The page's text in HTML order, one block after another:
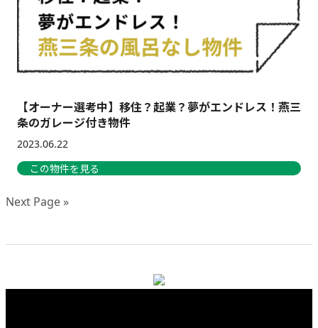
【オーナー選考中】移住？起業？夢がエンドレス！燕三
条のガレージ付き物件
2023.06.22
この物件を見る
Next Page »